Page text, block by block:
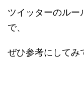
ツイッターのルー
で、
ぜひ参考にしてみ